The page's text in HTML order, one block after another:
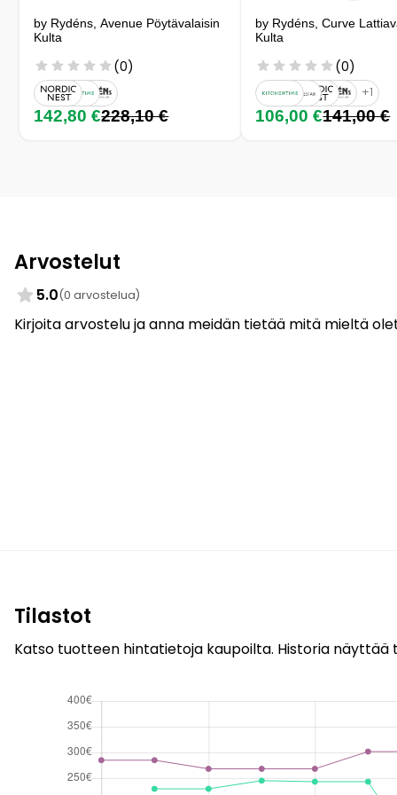
by Rydéns, Avenue Pöytävalaisin
Kulta
(0)
142,80 €228,10 €
by Rydéns, Curve
Kulta
(0)
+1
106,00 €141,00 €
Arvostelut
5.0(0 arvostelua)
Kirjoita arvostelu ja anna meidän tietää mitä mieltä
Tilastot
Katso tuotteen hintatietoja kaupoilta. Historia näyttää